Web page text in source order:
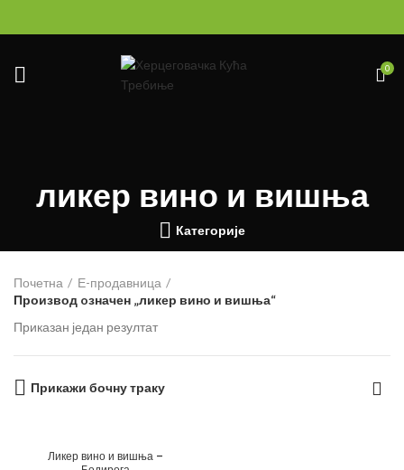
0
ликер вино и вишња
Категорије
Почетна
Е-продавница
Производ oзначен „ликер вино и вишња“
Приказан један резултат
Прикажи бочну траку
Ликер вино и вишња –